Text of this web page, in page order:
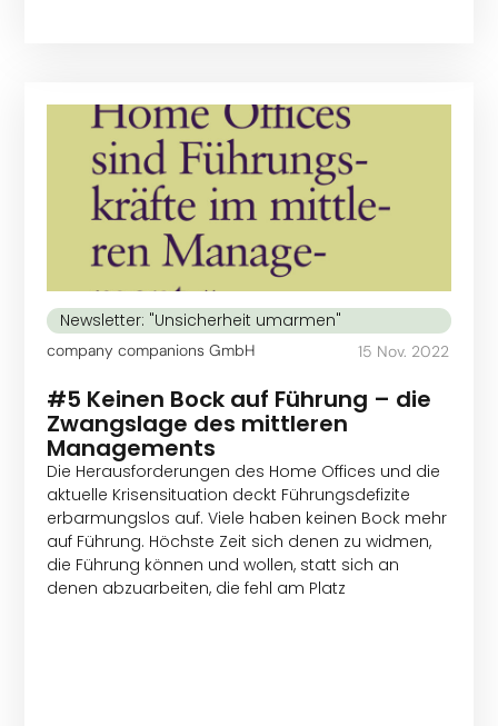
Newsletter: "Unsicherheit umarmen"
company companions GmbH 15 Nov. 2022
#5 Keinen Bock auf Führung – die
Zwangslage des mittleren
Managements
Die Herausforderungen des Home Offices und die
aktuelle Krisensituation deckt Führungsdefizite
erbarmungslos auf. Viele haben keinen Bock mehr
auf Führung. Höchste Zeit sich denen zu widmen,
die Führung können und wollen, statt sich an
denen abzuarbeiten, die fehl am Platz